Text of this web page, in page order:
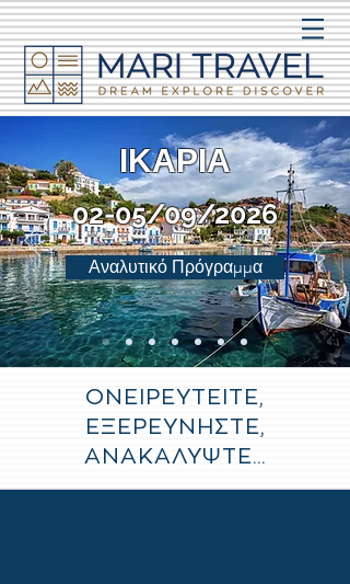
ΙΚΑΡΙΑ
02-05/09/2026
Αναλυτικό Πρόγραμμα
ΟΝΕΙΡΕΥΤΕΙΤΕ,
ΕΞΕΡΕΥΝΗΣΤΕ,
ΑΝΑΚΑΛΥΨΤΕ...